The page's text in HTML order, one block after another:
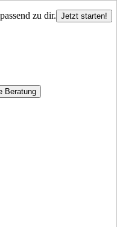
zu dir. Jetzt starten!
Beratung